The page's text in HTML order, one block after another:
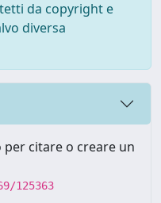
da copyright e
diversa
citare o creare un
125363